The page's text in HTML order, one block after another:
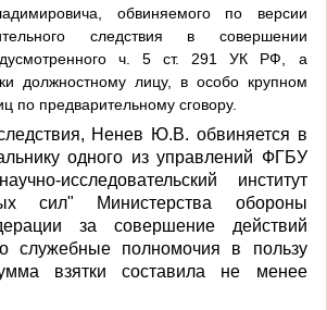
обвиняемого по версии
следствия в совершении
ч. 5 ст. 291 УК РФ, а
должностному лицу, в особо крупном
по предварительному сговору.
Ненев Ю.В. обвиняется в
одного из управлений ФГБУ
исследовательский институт
сил" Министерства обороны
за совершение действий
служебные полномочия в пользу
взятки составила не менее